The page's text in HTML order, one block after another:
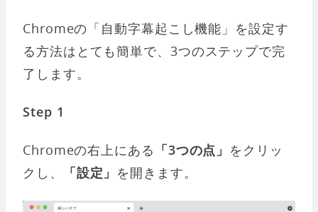
Chromeの「自動字幕起こし機能」を設定す
る方法はとても簡単で、3つのステップで完
了します。
Step 1
Chromeの右上にある 「3つの点」 をクリッ
クし、
「設定」 を開きます。